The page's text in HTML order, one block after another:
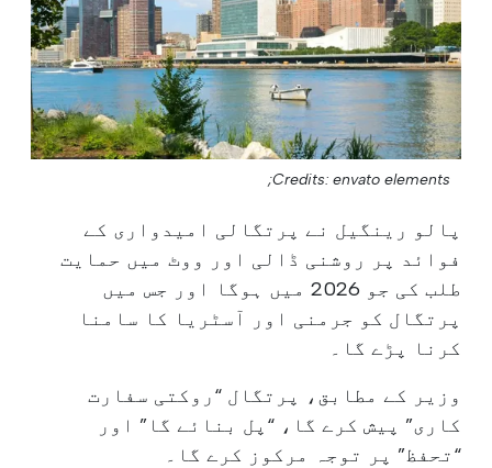
Credits: envato elements;
پالو رینگیل نے پرتگالی امیدواری کے
فوائد پر روشنی ڈالی اور ووٹ میں حمایت
طلب کی جو 2026 میں ہوگا اور جس میں
پرتگال کو جرمنی اور آسٹریا کا سامنا
کرنا پڑے گا۔
وزیر کے مطابق، پرتگال “روکتی سفارت
کاری” پیش کرے گا، “پل بنائے گا” اور
“تحفظ” پر توجہ مرکوز کرے گا۔